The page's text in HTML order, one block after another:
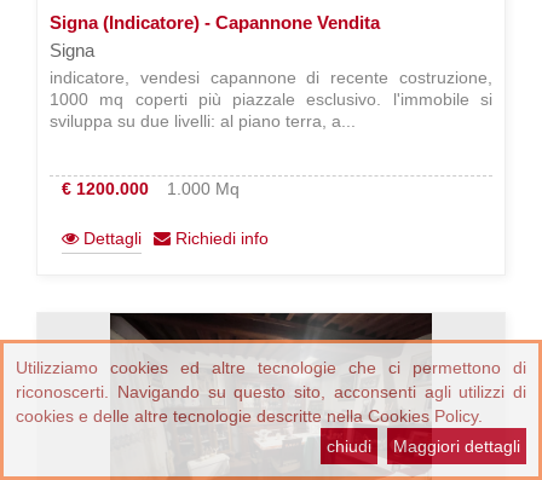
Signa (Indicatore) - Capannone Vendita
Signa
indicatore, vendesi capannone di recente costruzione,
1000 mq coperti più piazzale esclusivo. l'immobile si
sviluppa su due livelli: al piano terra, a...
€ 1200.000 1.000 Mq
Dettagli Richiedi info
Utilizziamo cookies ed altre tecnologie che ci permettono di
riconoscerti. Navigando su questo sito, acconsenti agli utilizzi di
cookies e delle altre tecnologie descritte nella Cookies Policy.
Maggiori dettagli
chiudi